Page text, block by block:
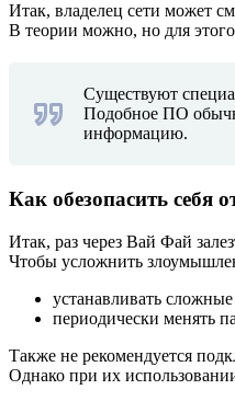
Итак, владелец сети может
В теории можно, но для
Существуют
Подобное ПО
информацию.
Как обезопасить себя
Итак, раз через Вай Фай
Чтобы усложнить
устанавливать
периодически менять
Также не рекомендуется
Однако при их